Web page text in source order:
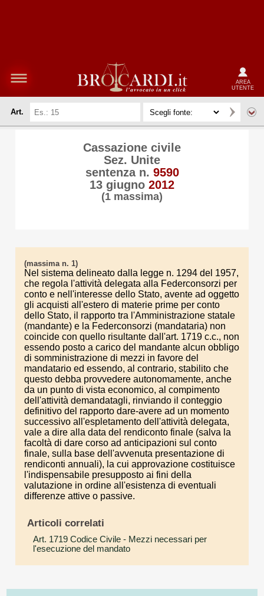
AREA
UTENTE
Art.
Cassazione civile
Sez. Unite
sentenza n. 9590
13 giugno 2012
(1 massima)
(massima n. 1)
Nel sistema delineato dalla legge n. 1294 del 1957,
che regola l'attività delegata alla Federconsorzi per
conto e nell'interesse dello Stato, avente ad oggetto
gli acquisti all'estero di materie prime per conto
dello Stato, il rapporto tra l'Amministrazione statale
(mandante) e la Federconsorzi (mandataria) non
coincide con quello risultante dall'art. 1719 c.c., non
essendo posto a carico del mandante alcun obbligo
di somministrazione di mezzi in favore del
mandatario ed essendo, al contrario, stabilito che
questo debba provvedere autonomamente, anche
da un punto di vista economico, al compimento
dell'attività demandatagli, rinviando il conteggio
definitivo del rapporto dare-avere ad un momento
successivo all'espletamento dell'attività delegata,
vale a dire alla data del rendiconto finale (salva la
facoltà di dare corso ad anticipazioni sul conto
finale, sulla base dell'avvenuta presentazione di
rendiconti annuali), la cui approvazione costituisce
l'indispensabile presupposto ai fini della
valutazione in ordine all'esistenza di eventuali
differenze attive o passive.
Articoli correlati
Art. 1719 Codice Civile - Mezzi necessari per
l'esecuzione del mandato